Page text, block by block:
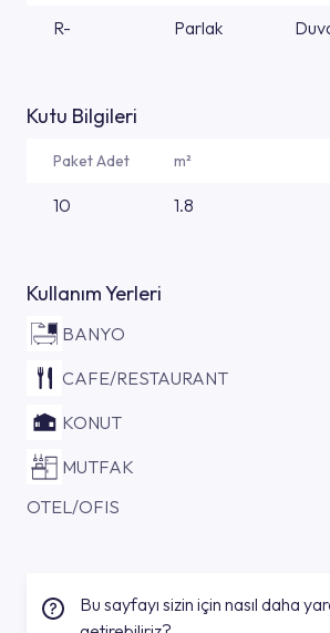
R- Parlak
Kutu Bilgileri
Paket Adet m²
10 1.8
Kullanım Yerleri
BANYO
CAFE/RESTAURANT
KONUT
MUTFAK
OTEL/OFIS
Bu sayfayı sizin için nasıl daha